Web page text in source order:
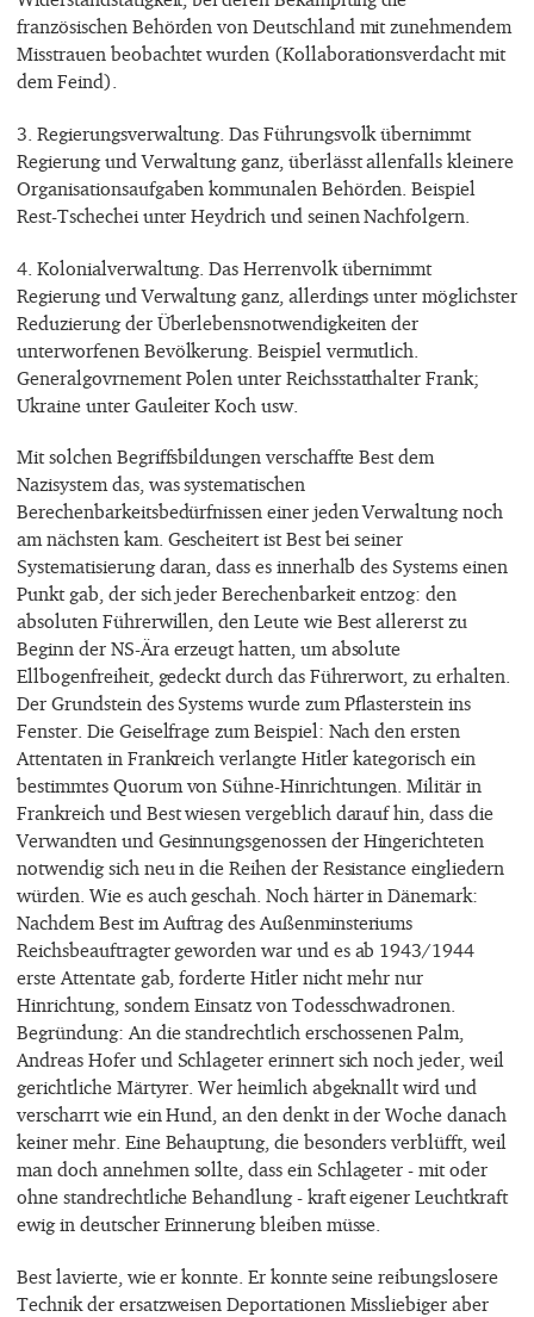
französischen Behörden von Deutschland mit zunehmendem
Misstrauen beobachtet wurden (Kollaborationsverdacht mit
dem Feind).
3. Regierungsverwaltung. Das Führungsvolk übernimmt
Regierung und Verwaltung ganz, überlässt allenfalls kleinere
Organisationsaufgaben kommunalen Behörden. Beispiel
Rest-Tschechei unter Heydrich und seinen Nachfolgern.
4. Kolonialverwaltung. Das Herrenvolk übernimmt
Regierung und Verwaltung ganz, allerdings unter möglichster
Reduzierung der Überlebensnotwendigkeiten der
unterworfenen Bevölkerung. Beispiel vermutlich.
Generalgovrnement Polen unter Reichsstatthalter Frank;
Ukraine unter Gauleiter Koch usw.
Mit solchen Begriffsbildungen verschaffte Best dem
Nazisystem das, was systematischen
Berechenbarkeitsbedürfnissen einer jeden Verwaltung noch
am nächsten kam. Gescheitert ist Best bei seiner
Systematisierung daran, dass es innerhalb des Systems einen
Punkt gab, der sich jeder Berechenbarkeit entzog: den
absoluten Führerwillen, den Leute wie Best allererst zu
Beginn der NS-Ära erzeugt hatten, um absolute
Ellbogenfreiheit, gedeckt durch das Führerwort, zu erhalten.
Der Grundstein des Systems wurde zum Pflasterstein ins
Fenster. Die Geiselfrage zum Beispiel: Nach den ersten
Attentaten in Frankreich verlangte Hitler kategorisch ein
bestimmtes Quorum von Sühne-Hinrichtungen. Militär in
Frankreich und Best wiesen vergeblich darauf hin, dass die
Verwandten und Gesinnungsgenossen der Hingerichteten
notwendig sich neu in die Reihen der Resistance eingliedern
würden. Wie es auch geschah. Noch härter in Dänemark:
Nachdem Best im Auftrag des Außenminsteriums
Reichsbeauftragter geworden war und es ab 1943/1944
erste Attentate gab, forderte Hitler nicht mehr nur
Hinrichtung, sondern Einsatz von Todesschwadronen.
Begründung: An die standrechtlich erschossenen Palm,
Andreas Hofer und Schlageter erinnert sich noch jeder, weil
gerichtliche Märtyrer. Wer heimlich abgeknallt wird und
verscharrt wie ein Hund, an den denkt in der Woche danach
keiner mehr. Eine Behauptung, die besonders verblüfft, weil
man doch annehmen sollte, dass ein Schlageter - mit oder
ohne standrechtliche Behandlung - kraft eigener Leuchtkraft
ewig in deutscher Erinnerung bleiben müsse.
Best lavierte, wie er konnte. Er konnte seine reibungslosere
Technik der ersatzweisen Deportationen Missliebiger aber